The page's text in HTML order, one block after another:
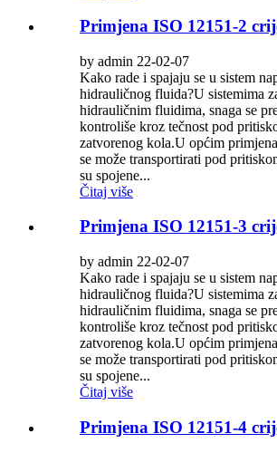
Primjena ISO 12151-2
by admin 22-02-07
Kako rade i spajaju se u sistem
hidrauličnog fluida?U sistemima
hidrauličnim fluidima, snaga se
kontroliše kroz tečnost pod
zatvorenog kola.U općim
se može transportirati pod
su spojene...
Čitaj više
Primjena ISO 12151-3
by admin 22-02-07
Kako rade i spajaju se u sistem
hidrauličnog fluida?U sistemima
hidrauličnim fluidima, snaga se
kontroliše kroz tečnost pod
zatvorenog kola.U općim
se može transportirati pod
su spojene...
Čitaj više
Primjena ISO 12151-4